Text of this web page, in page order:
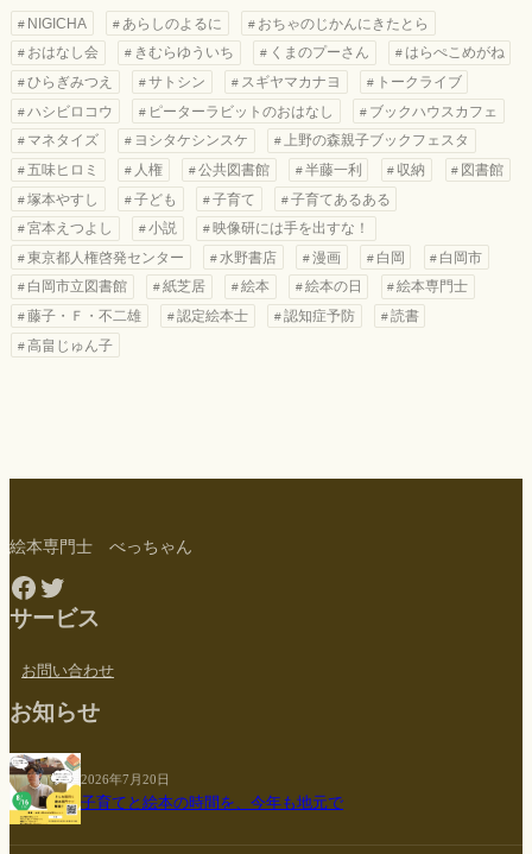
NIGICHA あらしのよるに
おちゃのじかんにきたとら
おはなし会
きむらゆういち くまのプーさん
はらぺこめがね
ひらぎみつえ
サトシン スギヤマカナヨ
トークライブ
ハシビロコウ
ピーターラビットのおはなし
ブックハウスカフェ
マネタイズ
ヨシタケシンスケ
上野の森親子ブックフェスタ
五味ヒロミ
人権 公共図書館 半藤一利 収納
図書館
塚本やすし
子ども 子育て
子育てあるある
宮本えつよし
小説
映像研には手を出すな！
東京都人権啓発センター
水野書店 漫画 白岡
白岡市
白岡市立図書館
紙芝居 絵本 絵本の日
絵本専門士
藤子・Ｆ・不二雄
認定絵本士 認知症予防
読書
高畠じゅん子
絵本専門士 べっちゃん
Facebook
Twitter
サービス
お問い合わせ
お知らせ
2026年7月20日
子育てと絵本の時間を、今年も地元で